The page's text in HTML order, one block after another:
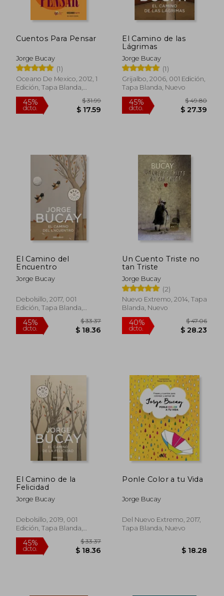
15% $ 60.00 45%
45% 45%
Cuentos Para Pensar
Jorge Bucay
(1)
Oceano De Mexico, 2012, 1
Edición, Tapa Blanda,
Usado
dcto.
El Camino de las
Lágrimas
Jorge Bucay
(1)
Grijalbo, 2006, 001 Edición,
Tapa Blanda, Nuevo
dcto.
El Camino del
Encuentro
Jorge Bucay
Debolsillo, 2017, 001
Edición, Tapa Blanda,
Nuevo
Un Cuento Triste no
tan Triste
Jorge Bucay
(2)
Nuevo Extremo, 2014, Tapa
Blanda, Nuevo
El Camino de la
Felicidad
Jorge Bucay
Debolsillo, 2019, 001
Edición, Tapa Blanda,
Nuevo
Ponle Color a tu Vida
Jorge Bucay
Del Nuevo Extremo, 2017,
Tapa Blanda, Nuevo